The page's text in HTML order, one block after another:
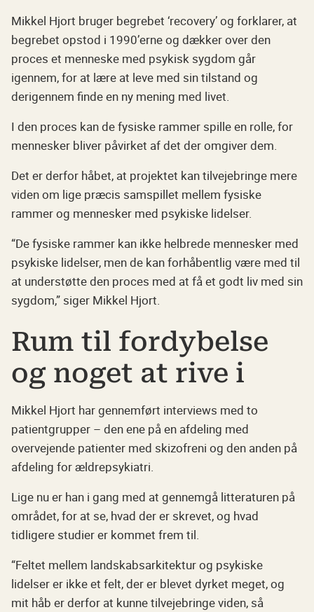
Mikkel Hjort bruger begrebet ‘recovery’ og forklarer, at
begrebet opstod i 1990’erne og dækker over den
proces et menneske med psykisk sygdom går
igennem, for at lære at leve med sin tilstand og
derigennem finde en ny mening med livet.
I den proces kan de fysiske rammer spille en rolle, for
mennesker bliver påvirket af det der omgiver dem.
Det er derfor håbet, at projektet kan tilvejebringe mere
viden om lige præcis samspillet mellem fysiske
rammer og mennesker med psykiske lidelser.
“De fysiske rammer kan ikke helbrede mennesker med
psykiske lidelser, men de kan forhåbentlig være med til
at understøtte den proces med at få et godt liv med sin
sygdom,” siger Mikkel Hjort.
Rum til fordybelse
og noget at rive i
Mikkel Hjort har gennemført interviews med to
patientgrupper – den ene på en afdeling med
overvejende patienter med skizofreni og den anden på
afdeling for ældrepsykiatri.
Lige nu er han i gang med at gennemgå litteraturen på
området, for at se, hvad der er skrevet, og hvad
tidligere studier er kommet frem til.
“Feltet mellem landskabsarkitektur og psykiske
lidelser er ikke et felt, der er blevet dyrket meget, og
mit håb er derfor at kunne tilvejebringe viden, så